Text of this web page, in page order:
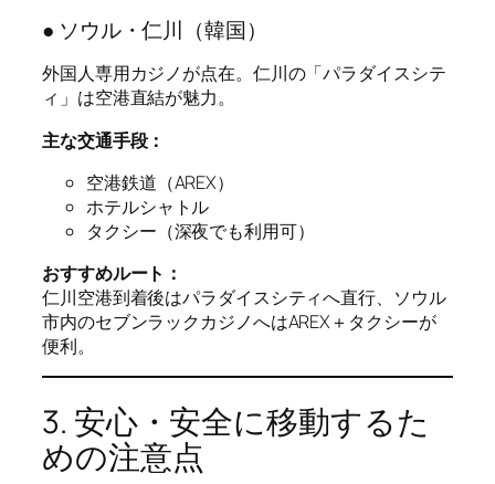
● ソウル・仁川（韓国）
外国人専用カジノが点在。仁川の「パラダイスシテ
ィ」は空港直結が魅力。
主な交通手段：
空港鉄道（AREX）
ホテルシャトル
タクシー（深夜でも利用可）
おすすめルート：
仁川空港到着後はパラダイスシティへ直行、ソウル
市内のセブンラックカジノへはAREX＋タクシーが
便利。
3. 安心・安全に移動するた
めの注意点